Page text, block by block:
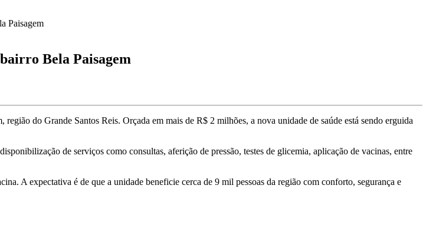
Bela Paisagem
do Grande Santos Reis. Orçada em mais de R$ 2 milhões, a nova unidade de saúde está sendo erguida
de serviços como consultas, aferição de pressão, testes de glicemia, aplicação de vacinas, entre
A expectativa é de que a unidade beneficie cerca de 9 mil pessoas da região com conforto, segurança e